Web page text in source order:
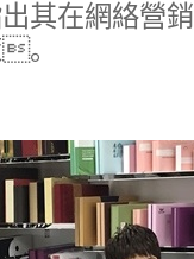
出其在網絡
。